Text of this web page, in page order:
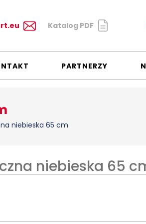
Katalog PDF
PARTNERZY
niebieska 65 cm
niebieska 65